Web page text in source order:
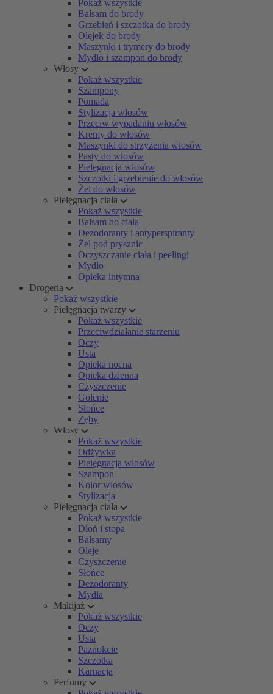
Pokaż wszystkie
Balsam do brody
Grzebień i szczotka do brody
Olejek do brody
Maszynki i trymery do brody
Mydło i szampon do brody
Włosy
Pokaż wszystkie
Szampony
Pomada
Stylizacja włosów
Przeciw wypadaniu włosów
Kremy do włosów
Maszynki do strzyżenia włosów
Pasty do włosów
Pielęgnacja włosów
Szczotki i grzebienie do włosów
Żel do włosów
Pielęgnacja ciała
Pokaż wszystkie
Balsam do ciała
Dezodoranty i antyperspiranty
Żel pod prysznic
Oczyszczanie ciała i peelingi
Mydło
Opieka intymna
Drogeria
Pokaż wszystkie
Pielęgnacja twarzy
Pokaż wszystkie
Przeciwdziałanie starzeniu
Oczy
Usta
Opieka nocna
Opieka dzienna
Czyszczenie
Golenie
Słońce
Zęby
Włosy
Pokaż wszystkie
Odżywka
Pielęgnacja włosów
Szampon
Kolor włosów
Stylizacja
Pielęgnacja ciała
Pokaż wszystkie
Dłoń i stopa
Balsamy
Oleje
Czyszczenie
Słońce
Dezodoranty
Mydła
Makijaż
Pokaż wszystkie
Oczy
Usta
Paznokcie
Szczotka
Karnacja
Perfumy